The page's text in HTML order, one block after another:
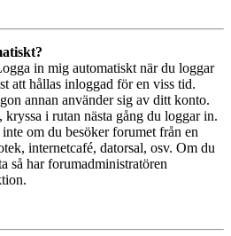
in mig automatiskt när du loggar
att hållas inloggad för en viss tid.
annan använder sig av ditt konto.
i rutan nästa gång du loggar in.
om du besöker forumet från en
internetcafé, datorsal, osv. Om du
så har forumadministratören